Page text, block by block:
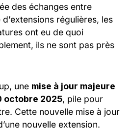
des échanges entre
régulières, les
ont eu de quoi
ils ne sont pas près
une mise à jour majeure
octobre 2025, pile pour
Cette nouvelle mise à jour
nouvelle extension.